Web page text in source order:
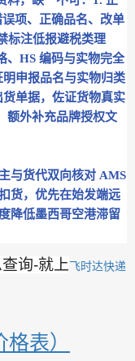
项、正确品名、改单
标注低报避税类理
、HS 编码与实物完全
申报品名与实物归类
单据，佐证货物真实
额外补充品牌授权文
货代双向核对 AMS
货，优先在始发端远
降低墨西哥空港滞留
询-就上飞时达快递
表）